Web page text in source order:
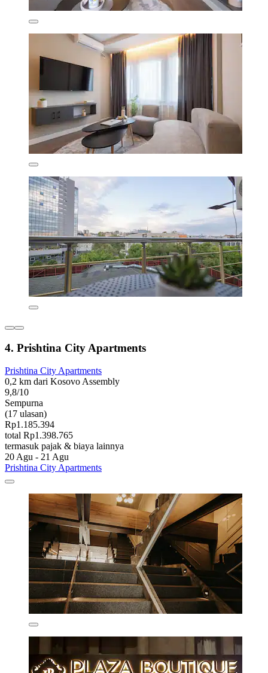
4. Prishtina City Apartments
Prishtina City Apartments
0,2 km dari Kosovo Assembly
9,8/10
Sempurna
(17 ulasan)
Rp1.185.394
total Rp1.398.765
termasuk pajak & biaya lainnya
20 Agu - 21 Agu
Prishtina City Apartments